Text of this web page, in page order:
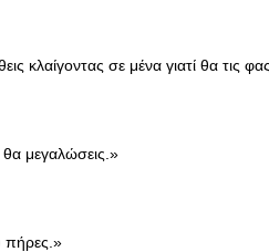
κλαίγοντας σε μένα γιατί θα τις
μεγαλώσεις.»
πήρες.»